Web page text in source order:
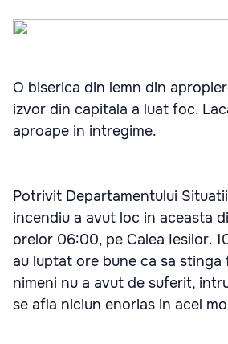
O biserica din lemn din
izvor din capitala a luat foc.
aproape in intregime.
Potrivit Departamentului
incendiu a avut loc in aceasta
orelor 06:00, pe Calea Iesilor.
au luptat ore bune ca sa stinga
nimeni nu a avut de suferit,
se afla niciun enorias in acel